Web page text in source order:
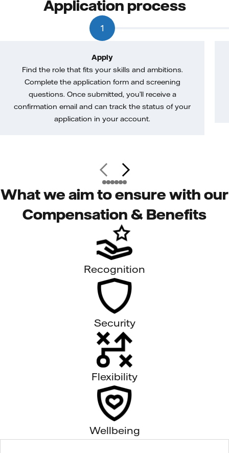
Application process
1
Apply
Find the role that fits your skills and ambitions.
Complete the application form and screening
questions. Once submitted, you’ll receive a
confirmation email and can track the status of your
application in your account.
What we aim to ensure with our
Compensation & Benefits
Recognition
Security
Flexibility
Wellbeing